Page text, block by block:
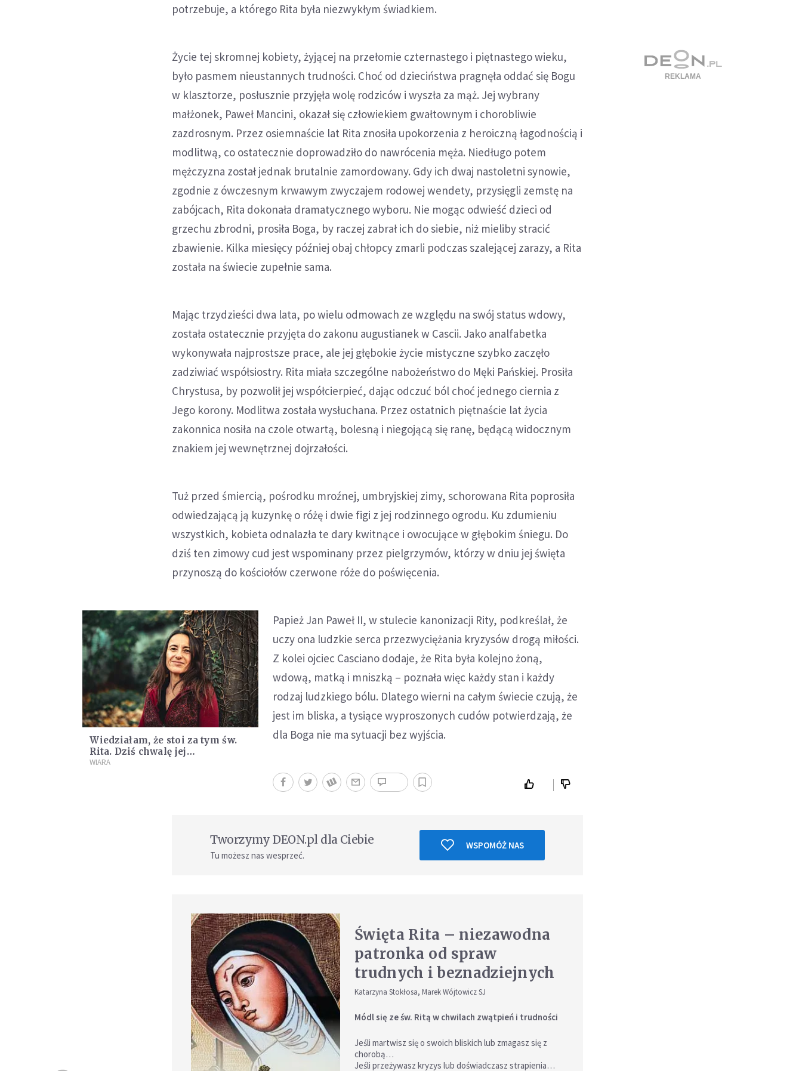
potrzebuje, a którego Rita była niezwykłym świadkiem.
Życie tej skromnej kobiety, żyjącej na przełomie czternastego i piętnastego wieku,
było pasmem nieustannych trudności. Choć od dzieciństwa pragnęła oddać się Bogu
w klasztorze, posłusznie przyjęła wolę rodziców i wyszła za mąż. Jej wybrany
małżonek, Paweł Mancini, okazał się człowiekiem gwałtownym i chorobliwie
zazdrosnym. Przez osiemnaście lat Rita znosiła upokorzenia z heroiczną łagodnością i
modlitwą, co ostatecznie doprowadziło do nawrócenia męża. Niedługo potem
mężczyzna został jednak brutalnie zamordowany. Gdy ich dwaj nastoletni synowie,
zgodnie z ówczesnym krwawym zwyczajem rodowej wendety, przysięgli zemstę na
zabójcach, Rita dokonała dramatycznego wyboru. Nie mogąc odwieść dzieci od
grzechu zbrodni, prosiła Boga, by raczej zabrał ich do siebie, niż mieliby stracić
zbawienie. Kilka miesięcy później obaj chłopcy zmarli podczas szalejącej zarazy, a Rita
została na świecie zupełnie sama.
Mając trzydzieści dwa lata, po wielu odmowach ze względu na swój status wdowy,
została ostatecznie przyjęta do zakonu augustianek w Cascii. Jako analfabetka
wykonywała najprostsze prace, ale jej głębokie życie mistyczne szybko zaczęło
zadziwiać współsiostry. Rita miała szczególne nabożeństwo do Męki Pańskiej. Prosiła
Chrystusa, by pozwolił jej współcierpieć, dając odczuć ból choć jednego ciernia z
Jego korony. Modlitwa została wysłuchana. Przez ostatnich piętnaście lat życia
zakonnica nosiła na czole otwartą, bolesną i niegojącą się ranę, będącą widocznym
znakiem jej wewnętrznej dojrzałości.
Tuż przed śmiercią, pośrodku mroźnej, umbryjskiej zimy, schorowana Rita poprosiła
odwiedzającą ją kuzynkę o różę i dwie figi z jej rodzinnego ogrodu. Ku zdumieniu
wszystkich, kobieta odnalazła te dary kwitnące i owocujące w głębokim śniegu. Do
dziś ten zimowy cud jest wspominany przez pielgrzymów, którzy w dniu jej święta
przynoszą do kościołów czerwone róże do poświęcenia.
Wiedziałam, że stoi za tym św.
Rita. Dziś chwalę jej
wstawiennictwo [ŚWIADECTWO]
WIARA
Papież Jan Paweł II, w stulecie kanonizacji Rity, podkreślał, że
uczy ona ludzkie serca przezwyciężania kryzysów drogą miłości.
Z kolei ojciec Casciano dodaje, że Rita była kolejno żoną,
wdową, matką i mniszką – poznała więc każdy stan i każdy
rodzaj ludzkiego bólu. Dlatego wierni na całym świecie czują, że
jest im bliska, a tysiące wyproszonych cudów potwierdzają, że
dla Boga nie ma sytuacji bez wyjścia.
Tworzymy DEON.pl dla Ciebie
Tu możesz nas wesprzeć.
WSPOMÓŻ NAS
Święta Rita – niezawodna
patronka od spraw
trudnych i beznadziejnych
Katarzyna Stokłosa, Marek Wójtowicz SJ
Módl się ze św. Ritą w chwilach zwątpień i trudności
Jeśli martwisz się o swoich bliskich lub zmagasz się z
chorobą…
Jeśli przeżywasz kryzys lub doświadczasz strapienia…